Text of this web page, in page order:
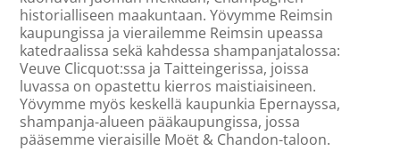
historialliseen maakuntaan. Yövymme Reimsin
kaupungissa ja vierailemme Reimsin upeassa
katedraalissa sekä kahdessa shampanjatalossa:
Veuve Clicquot:ssa ja Taitteingerissa, joissa
luvassa on opastettu kierros maistiaisineen.
Yövymme myös keskellä kaupunkia Epernayssa,
shampanja-alueen pääkaupungissa, jossa
pääsemme vieraisille Moët & Chandon-taloon.